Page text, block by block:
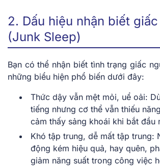
2. Dấu hiệu nhận biết
(Junk Sleep)
Bạn có thể nhận biết tình trạng giấc
những biểu hiện phổ biến dưới đây:
Thức dậy vẫn mệt mỏi, uể oải:
tiếng nhưng cơ thể vẫn thiếu
cảm thấy sảng khoái khi bắt đầu
Khó tập trung, dễ mất tập trung:
động kém hiệu quả, hay quên,
giảm năng suất trong công việc